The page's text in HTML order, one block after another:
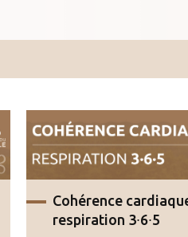
Cohérence
respiration 3∙6∙5